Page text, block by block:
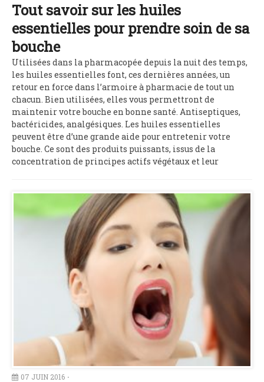
Tout savoir sur les huiles
essentielles pour prendre soin de sa
bouche
Utilisées dans la pharmacopée depuis la nuit des temps,
les huiles essentielles font, ces dernières années, un
retour en force dans l’armoire à pharmacie de tout un
chacun. Bien utilisées, elles vous permettront de
maintenir votre bouche en bonne santé. Antiseptiques,
bactéricides, analgésiques. Les huiles essentielles
peuvent être d’une grande aide pour entretenir votre
bouche. Ce sont des produits puissants, issus de la
concentration de principes actifs végétaux et leur
07 JUIN 2016